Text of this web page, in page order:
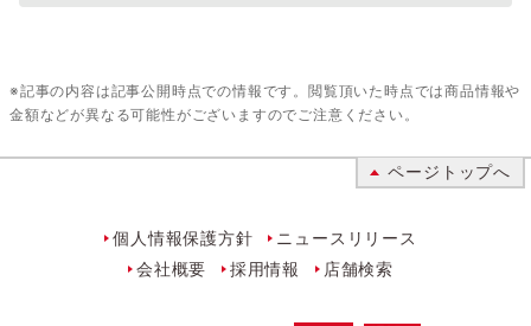
※記事の内容は記事公開時点での情報です。閲覧頂いた時点では商品情報や
金額などが異なる可能性がございますのでご注意ください。
ページトップへ
個人情報保護方針
ニュースリリース
会社概要
採用情報 店舗検索